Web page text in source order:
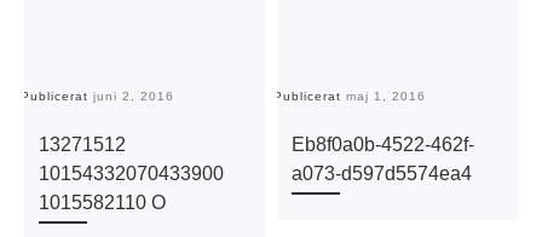
Publicerat juni 2, 2016
13271512
10154332070433900
1015582110 O
Publicerat maj 1, 2016
Eb8f0a0b-4522-462f-
a073-d597d5574ea4